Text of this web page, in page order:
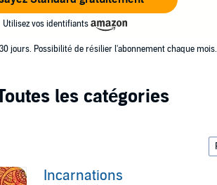
Utilisez vos identifiants
jours. Possibilité de résilier l'abonnement chaque mois.
les catégories
Incarnations